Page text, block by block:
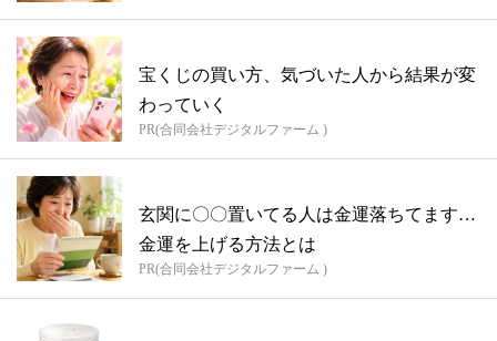
宝くじの買い方、気づいた人から結果が変
わっていく
PR(合同会社デジタルファーム )
玄関に〇〇置いてる人は金運落ちてます…
金運を上げる方法とは
PR(合同会社デジタルファーム )